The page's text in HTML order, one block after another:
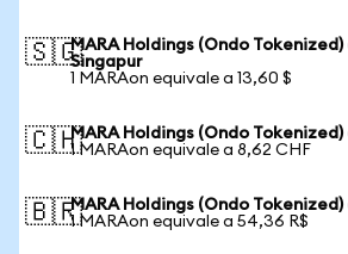
🇸🇬MARA Holdings (Ondo
Singapur
1 MARAon equivale a 13,60 $
🇨🇭MARA Holdings (Ondo Tokenized)
1 MARAon equivale a 8,62 CHF
🇧🇷MARA Holdings (Ondo
1 MARAon equivale a 54,36 R$